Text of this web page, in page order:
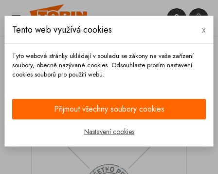
 

Tento web využívá cookies x
Tyto webové stránky ukládají v souladu se zákony na vaše zařízení
soubory, obecně nazývané cookies. Odsouhlaste prosím nastavení
cookies souborů pro použití webu.
Přijmout všechny soubory cookies
Nastavení cookies